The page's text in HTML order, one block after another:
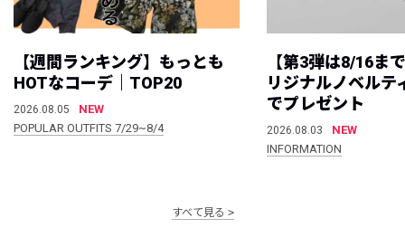
【週間ランキング】もっとも
HOTなコーデ｜TOP20
2026.08.05
NEW
POPULAR OUTFITS 7/29~8/4
【第3弾は8/16ま
リジナルノベルテ
でプレゼント
2026.08.03
NEW
INFORMATION
すべて見る